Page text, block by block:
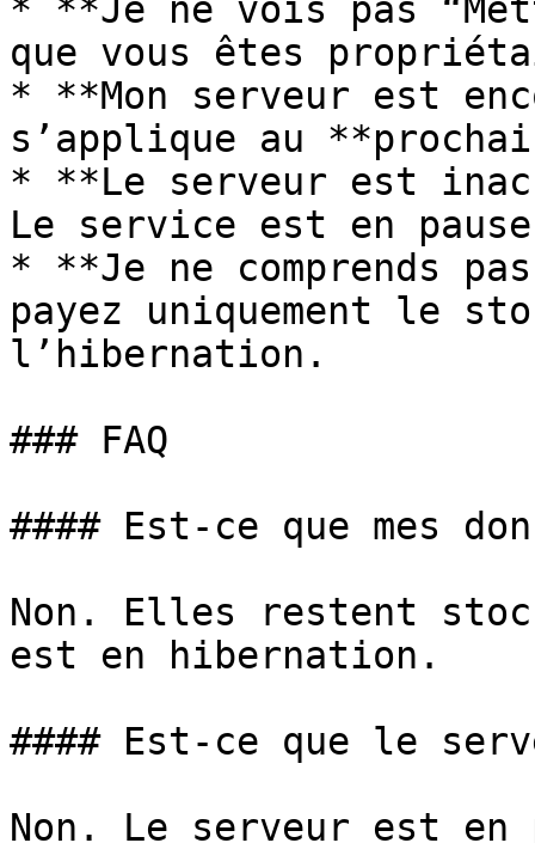
* **Je ne vois pas
que vous êtes
* **Mon serveur est
s’applique au
* **Le serveur est
Le service est en
* **Je ne comprends
payez uniquement le
l’hibernation.
### FAQ
#### Est-ce que mes
Non. Elles restent
est en hibernation.
#### Est-ce que le